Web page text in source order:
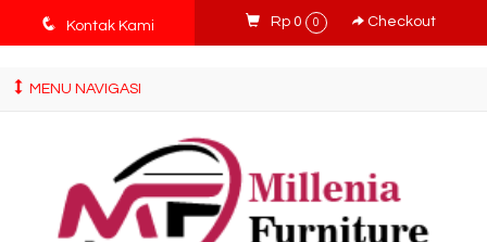
tv3ISbyqwvMDypa7aIfj2FUlPKawe7X5fX5v6wsT4Ns
q Kontak Kami Rp 0 0 Checkout
MENU NAVIGASI